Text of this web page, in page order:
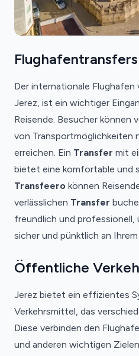
Der internationale Flughafen
Jerez, ist ein wichtiger
Reisende. Besucher können
von Transportmöglichkeiten
erreichen. Ein Transfer mit
bietet eine komfortable und
Transfeero können
verlässlichen Transfer
freundlich und professionell,
sicher und pünktlich an
Öffentliche
Jerez bietet ein effizientes
Verkehrsmittel, das
Diese verbinden den
und anderen wichtigen